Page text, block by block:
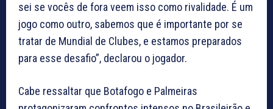
sei se vocês de fora veem isso como rivalidade. É um
jogo como outro, sabemos que é importante por se
tratar de Mundial de Clubes, e estamos preparados
para esse desafio”, declarou o jogador.
Cabe ressaltar que Botafogo e Palmeiras